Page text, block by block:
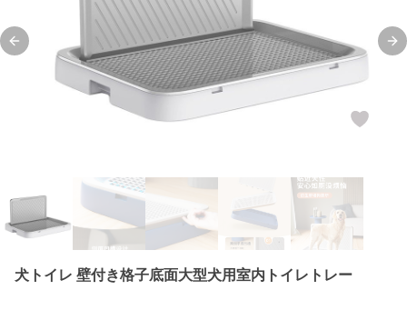
Previous slide
犬トイレ 壁付き格子底面大型犬用室内トイレトレー